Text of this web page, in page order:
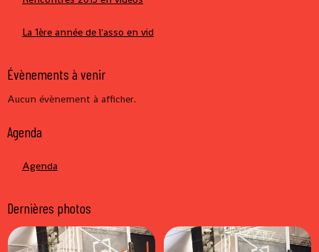
La 1ère année de l'asso en vid
Évènements à venir
Aucun évènement à afficher.
Agenda
Agenda
Dernières photos